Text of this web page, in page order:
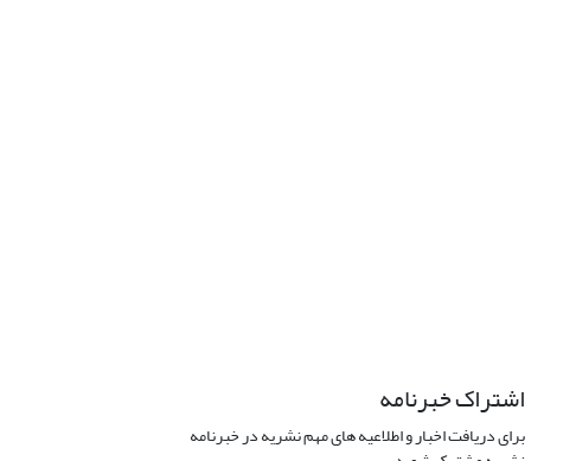
اشتراک خبرنامه
برای دریافت اخبار و اطلاعیه های مهم نشریه در خبرنامه